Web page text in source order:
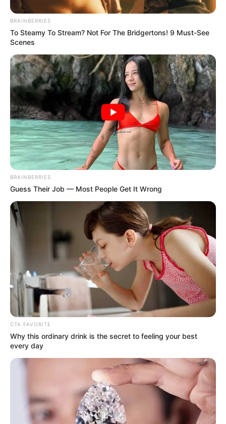
BRAINBERRIES
To Steamy To Stream? Not For The Bridgertons! 9 Must-See
Scenes
BRAINBERRIES
Guess Their Job — Most People Get It Wrong
CTA FAVORITE
Why this ordinary drink is the secret to feeling your best
every day